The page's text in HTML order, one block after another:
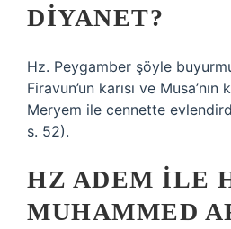
DIYANET?
Hz. Peygamber şöyle
Firavun’un karısı ve Musa’nın
Meryem ile cennette
s. 52).
HZ ADEM ILE
MUHAMMED